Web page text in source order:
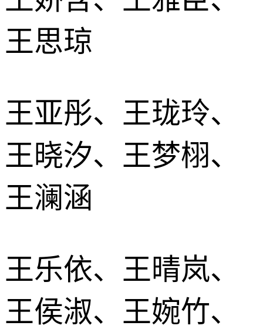
王思琼
王亚彤、王珑玲、
王晓汐、王梦栩、
王澜涵
王乐依、王晴岚、
王侯淑、王婉竹、